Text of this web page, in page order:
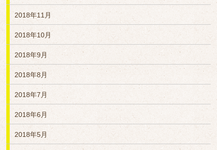
2018年11月
2018年10月
2018年9月
2018年8月
2018年7月
2018年6月
2018年5月